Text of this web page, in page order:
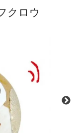
クロウ